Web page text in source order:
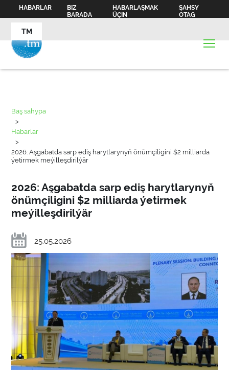
HABARLAR
BIZ
BARADA
HABARLAŞMAK
ÜÇIN
ŞAHSY
OTAG
TM
Baş sahypa
>
Habarlar
>
2026: Aşgabatda sarp ediş harytlarynyň önümçiligini $2 milliarda
ýetirmek meýilleşdirilýär
2026: Aşgabatda sarp ediş harytlarynyň
önümçiligini $2 milliarda ýetirmek
meýilleşdirilýär
25.05.2026